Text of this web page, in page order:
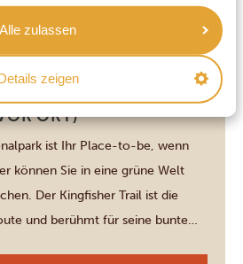
Alle zulassen
zeigen
[…]
DEM KINGFISHER
NATIONALPARK
ORT)
ist Ihr Place-to-be, wenn
können Sie in eine grüne Welt
Der Kingfisher Trail ist die
und berühmt für seine bunte